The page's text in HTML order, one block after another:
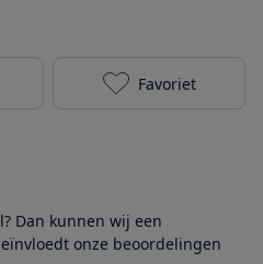
JURA J8 twin
Favoriet
Dan kunnen wij een
onze beoordelingen